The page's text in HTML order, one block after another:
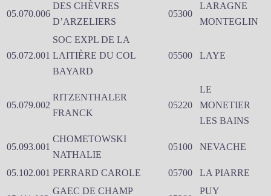
05.070.006
DES CHÈVRES
D’ARZELIERS
05300
LARAGNE
MONTEGLIN
05.072.001
SOC EXPL DE LA
LAITIÈRE DU COL
BAYARD
05500 LAYE
05.079.002
RITZENTHALER
FRANCK
05220
LE
MONETIER
LES BAINS
05.093.001
CHOMETOWSKI
NATHALIE
05100 NEVACHE
05.102.001 PERRARD CAROLE 05700 LA PIARRE
GAEC DE CHAMP
PUY